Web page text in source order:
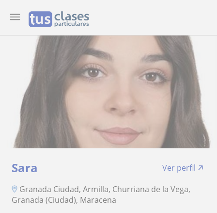
Sara
Ver perfil
Granada Ciudad, Armilla, Churriana de la Vega,
Granada (Ciudad), Maracena